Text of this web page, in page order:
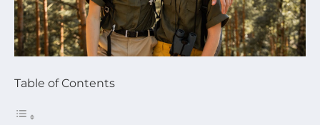
Table of Contents